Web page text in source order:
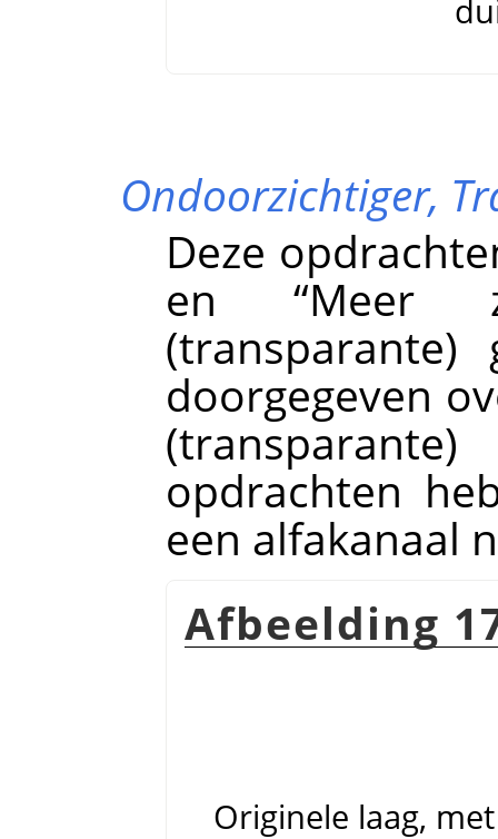
Ondoorzichtiger,
Deze
en “Meer
(transparante)
doorgegeven
opdrachten
een alfakanaal
Afbeelding
Originele laag,